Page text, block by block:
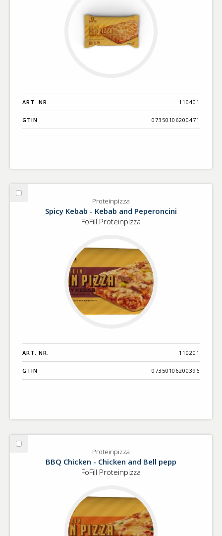
ART. NR. 110401
GTIN 07350106200471
Välj
Proteinpizza
Spicy Kebab - Kebab and Peperoncini
FoFill Proteinpizza
ART. NR. 110201
GTIN 07350106200396
Välj
Proteinpizza
BBQ Chicken - Chicken and Bell pepp
FoFill Proteinpizza